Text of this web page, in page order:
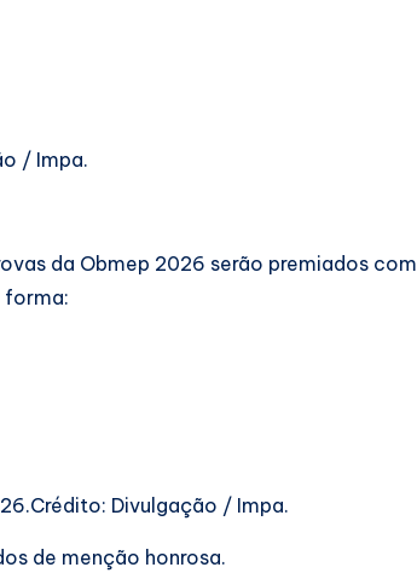
/ Impa.
da Obmep 2026 serão premiados com
forma:
Divulgação / Impa.
de menção honrosa.